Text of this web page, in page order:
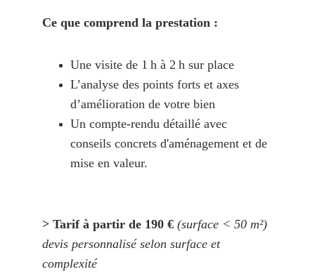
Ce que comprend la prestation :
Une visite de 1 h à 2 h sur place
L’analyse des points forts et axes
d’amélioration de votre bien
Un compte-rendu détaillé avec
conseils concrets d'aménagement et de
mise en valeur.
> Tarif à partir de 190 € (surface < 50 m²)
devis personnalisé selon surface et
complexité